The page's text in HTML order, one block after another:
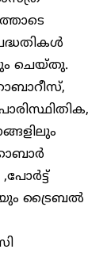
ചെയ്തു.
,പോർട്ട്‌
ട്രൈബൽ